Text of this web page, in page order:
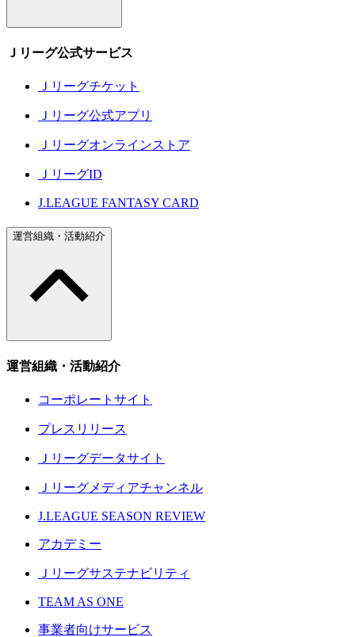
Ｊリーグ公式サービス
Ｊリーグチケット
Ｊリーグ公式アプリ
Ｊリーグオンラインストア
ＪリーグID
J.LEAGUE FANTASY CARD
運営組織・活動紹介
運営組織・活動紹介
コーポレートサイト
プレスリリース
Ｊリーグデータサイト
Ｊリーグメディアチャンネル
J.LEAGUE SEASON REVIEW
アカデミー
Ｊリーグサステナビリティ
TEAM AS ONE
事業者向けサービス